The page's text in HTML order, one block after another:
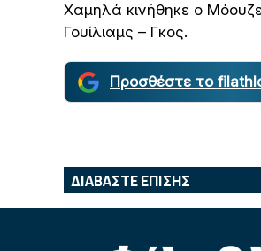
Χαμηλά κινήθηκε ο
Γουίλιαμς – Γκος.
Προσθέστε το
ΔΙΑΒΑΣΤΕ ΕΠΙΣΗΣ